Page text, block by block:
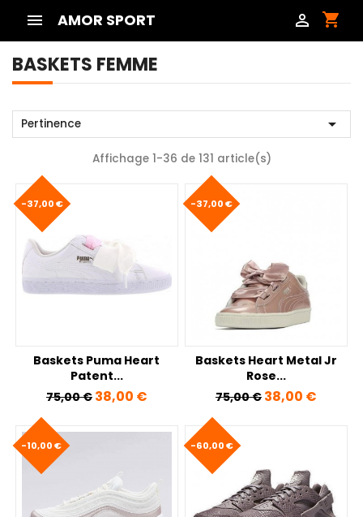
 shopping_cart

AMOR SPORT
BASKETS FEMME
Pertinence 
Affichage 1-36 de 131 article(s)
Baskets Puma Heart
Patent...
Prix de base
75,00 € Prix
38,00 €
-37,00 €
Baskets Heart Metal Jr
Rose...
Prix de base
75,00 € Prix
38,00 €
-37,00 €
-10,00 € -60,00 €